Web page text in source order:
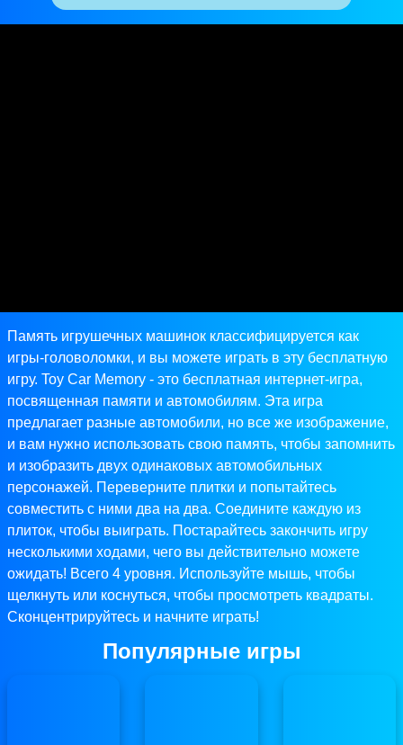
Память игрушечных машинок классифицируется как
игры-головоломки, и вы можете играть в эту бесплатную
игру. Toy Car Memory - это бесплатная интернет-игра,
посвященная памяти и автомобилям. Эта игра
предлагает разные автомобили, но все же изображение,
и вам нужно использовать свою память, чтобы запомнить
и изобразить двух одинаковых автомобильных
персонажей. Переверните плитки и попытайтесь
совместить с ними два на два. Соедините каждую из
плиток, чтобы выиграть. Постарайтесь закончить игру
несколькими ходами, чего вы действительно можете
ожидать! Всего 4 уровня. Используйте мышь, чтобы
щелкнуть или коснуться, чтобы просмотреть квадраты.
Сконцентрируйтесь и начните играть!
Популярные игры